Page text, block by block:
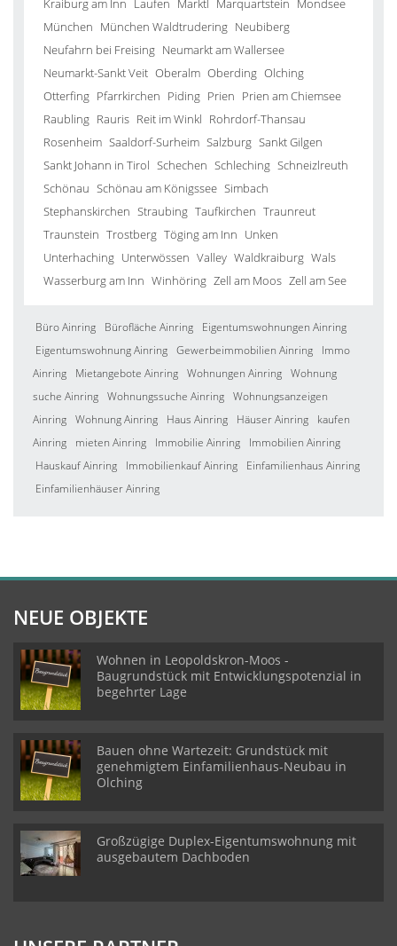
Kraiburg am Inn Laufen Marktl Marquartstein Mondsee
München München Waldtrudering Neubiberg
Neufahrn bei Freising Neumarkt am Wallersee
Neumarkt-Sankt Veit Oberalm Oberding Olching
Otterfing Pfarrkirchen Piding Prien Prien am Chiemsee
Raubling Rauris Reit im Winkl Rohrdorf-Thansau
Rosenheim Saaldorf-Surheim Salzburg Sankt Gilgen
Sankt Johann in Tirol Schechen Schleching Schneizlreuth
Schönau Schönau am Königssee Simbach
Stephanskirchen Straubing Taufkirchen Traunreut
Traunstein Trostberg Töging am Inn Unken
Unterhaching Unterwössen Valley Waldkraiburg Wals
Wasserburg am Inn Winhöring Zell am Moos Zell am See
Büro Ainring Bürofläche Ainring
Eigentumswohnungen Ainring
Eigentumswohnung Ainring Gewerbeimmobilien Ainring
Immo
Ainring
Mietangebote Ainring Wohnungen Ainring Wohnung
suche Ainring Wohnungssuche Ainring Wohnungsanzeigen
Ainring Wohnung Ainring Haus Ainring Häuser Ainring
kaufen
Ainring
mieten Ainring Immobilie Ainring
Immobilien Ainring
Hauskauf Ainring
Immobilienkauf Ainring
Einfamilienhaus Ainring
Einfamilienhäuser Ainring
NEUE OBJEKTE
Wohnen in Leopoldskron-Moos -
Baugrundstück mit Entwicklungspotenzial in
begehrter Lage
Bauen ohne Wartezeit: Grundstück mit
genehmigtem Einfamilienhaus-Neubau in
Olching
Großzügige Duplex-Eigentumswohnung mit
ausgebautem Dachboden